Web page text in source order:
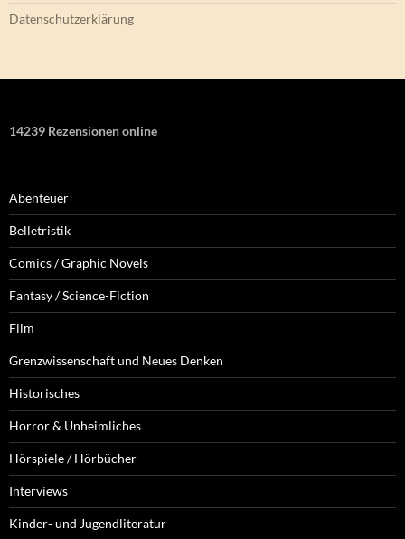
Datenschutzerklärung
14239 Rezensionen online
Abenteuer
Belletristik
Comics / Graphic Novels
Fantasy / Science-Fiction
Film
Grenzwissenschaft und Neues Denken
Historisches
Horror & Unheimliches
Hörspiele / Hörbücher
Interviews
Kinder- und Jugendliteratur